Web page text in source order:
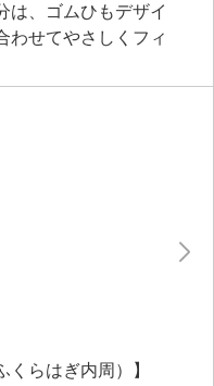
は、ゴムひもデザイ
わせてやさしくフィ
楽さとデザイン性
材で、通気性のあ
のあるソールを採用
ワンサイズ上をお
くらはぎ内周）】